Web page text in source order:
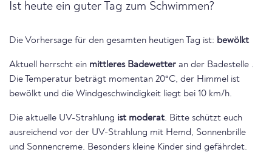
Ist heute ein guter Tag zum Schwimmen?
Die Vorhersage für den gesamten heutigen Tag ist: bewölkt
Aktuell herrscht ein mittleres Badewetter an der Badestelle .
Die Temperatur beträgt momentan 20°C, der Himmel ist
bewölkt und die Windgeschwindigkeit liegt bei 10 km/h.
Die aktuelle UV-Strahlung ist moderat. Bitte schützt euch
ausreichend vor der UV-Strahlung mit Hemd, Sonnenbrille
und Sonnencreme. Besonders kleine Kinder sind gefährdet.